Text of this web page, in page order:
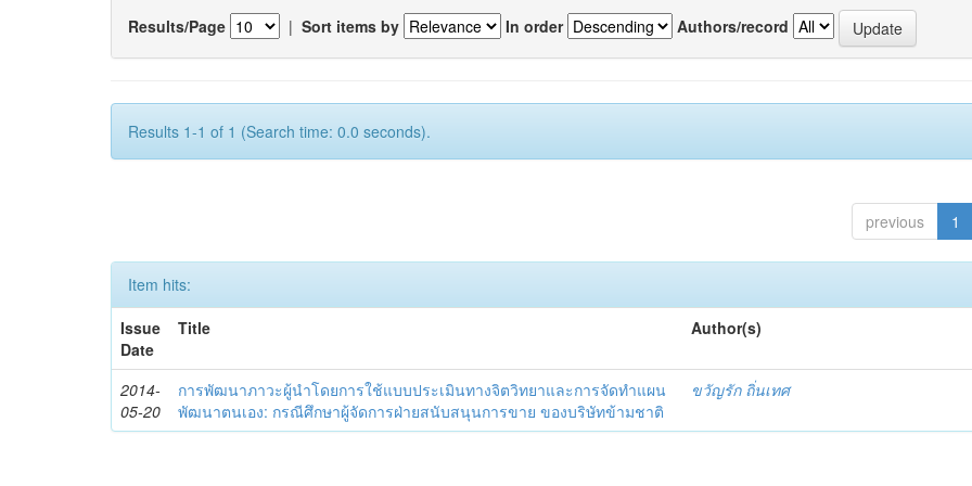
Results/Page | Sort items by In order Authors/record
Results 1-1 of 1 (Search time: 0.0 seconds).
previous 1
Item hits:
Issue
Date
Title Author(s)
2014-
05-20
การพัฒนาภาวะผู้นำโดยการใช้แบบประเมินทางจิตวิทยาและการจัดทำแผน
พัฒนาตนเอง: กรณีศึกษาผู้จัดการฝ่ายสนับสนุนการขาย ของบริษัทข้ามชาติ
ขวัญรัก ถิ่นเทศ